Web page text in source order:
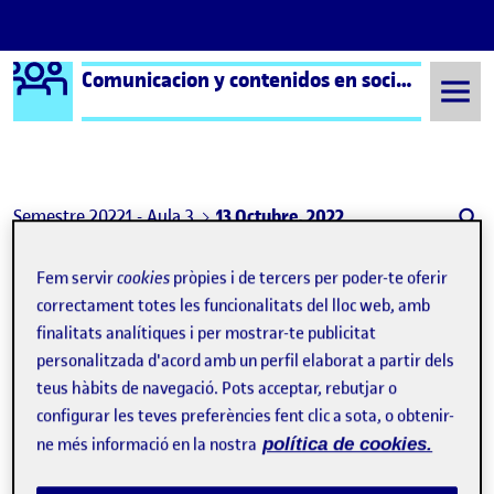
Saltar al contingut
Logo Ágora Comunicacion y contenidos en social media aula 3
Semestre 20221 - Aula 3 13 Octubre, 2022
13 Octubre, 2022
Publicat per
Publicat per
Esther Palomares Gonzalez
Visibilitat:
Públic -Data de publicació
13 Oct. 202213 octubre, 2022 9:48 pm
-3 comentarisa Telegram entre el top 3 de las
Fem servircookies pròpies i de tercers per poder-te oferir
correctament totes les funcionalitats del lloc web, amb
finalitats analítiques i per mostrar-te publicitat
personalitzada d'acord amb un perfil elaborat a partir dels
teus hàbits de navegació. Pots acceptar, rebutjar o
configurar les teves preferències fent clic a sota, o obtenir-
ne més informació en la nostra política de cookies.